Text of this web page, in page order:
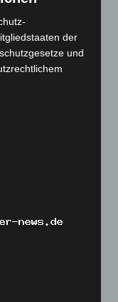
der
und
Cookies sind
auf